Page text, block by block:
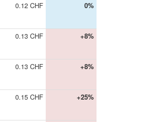
0.12 CHF 0%
0.13 CHF +8%
0.13 CHF +8%
0.15 CHF +25%